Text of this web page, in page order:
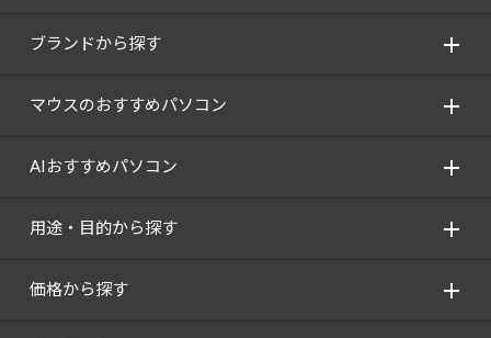
ブランドから探す
マウスのおすすめパソコン
AIおすすめパソコン
用途・目的から探す
価格から探す